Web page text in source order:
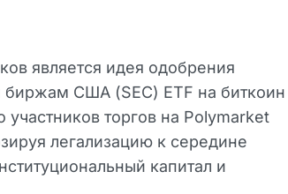
является идея одобрения
США (SEC) ETF на биткоин
торгов на Polymarket
легализацию к середине
капитал и